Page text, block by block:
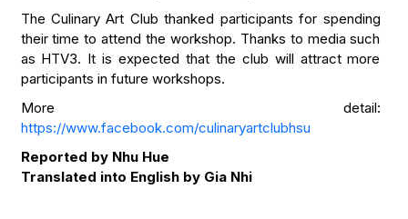
The Culinary Art Club thanked participants for spending
their time to attend the workshop. Thanks to media such
as HTV3. It is expected that the club will attract more
participants in future workshops.
More detail:
https://www.facebook.com/culinaryartclubhsu
Reported by Nhu Hue
Translated into English by Gia Nhi